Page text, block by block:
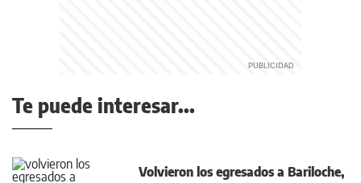
Te puede interesar...
Volvieron los egresados a Bariloche,